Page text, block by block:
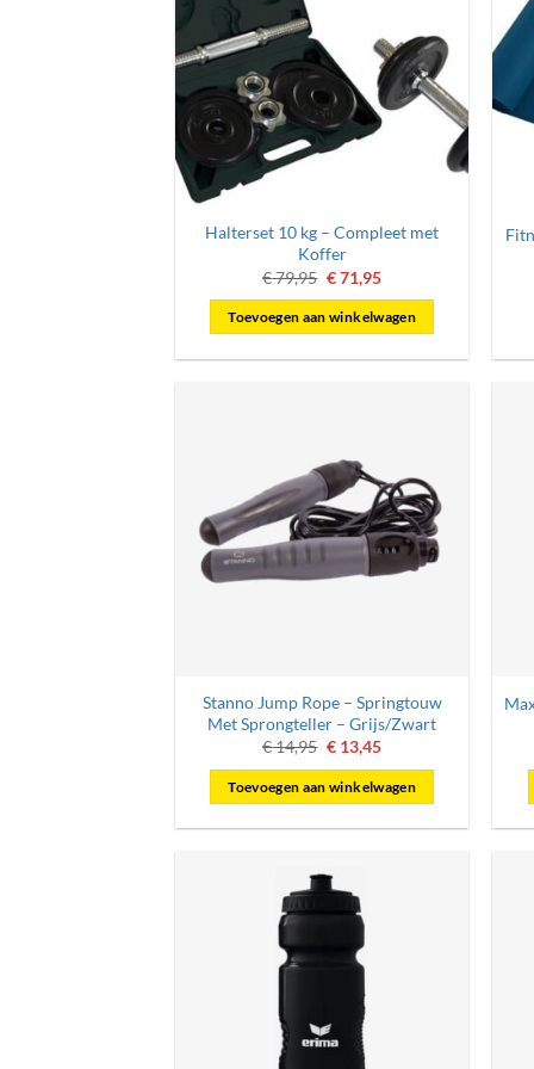
Halterset 10 kg – Compleet met
Koffer
€79,95 Oorspronkelijke
was:
€ 79,95.
€71,95Huidige
€ 71,95.
Toevoegen aan winkelwagen
Stanno Jump Rope – Springtouw
Met Sprongteller – Grijs/Zwart
€14,95 Oorspronkelijke
was:
€ 14,95.
€13,45Huidige
€ 13,45.
Toevoegen aan winkelwagen